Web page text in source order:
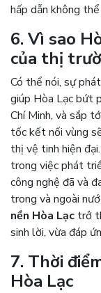
hấp dẫn không
6. Vì sao
của thị
Có thể nói, sự
giúp Hòa Lạc bứt
Chí Minh, và sắp
tốc kết nối vùng
thị vệ tinh hiện
trong việc phát
công nghệ đã và
trong và ngoài
nền Hòa Lạc trở
sinh lời, vừa đáp
7. Thời
Hòa Lạc